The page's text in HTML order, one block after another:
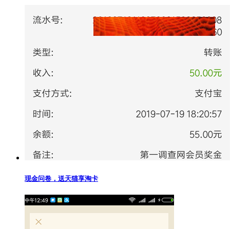
现金问卷，送天猫享淘卡